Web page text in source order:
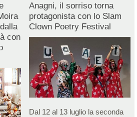
con
Anagni, il sorriso torna
protagonista con lo Slam
Clown Poetry Festival
Dal 12 al 13 luglio la seconda